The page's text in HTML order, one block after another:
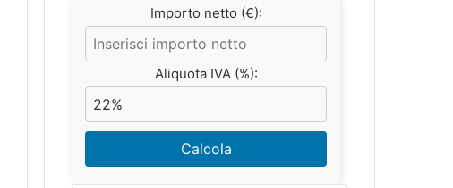
Importo netto (€):
Aliquota IVA (%):
Calcola